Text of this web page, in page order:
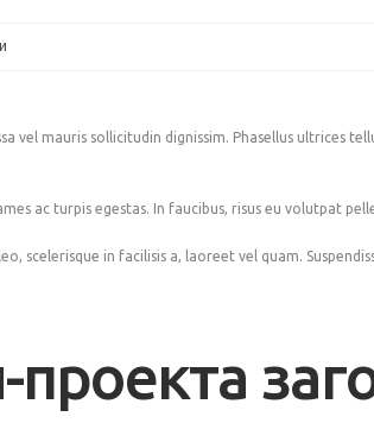
vel mauris sollicitudin dignissim. Phasellus ultrices
ac turpis egestas. In faucibus, risus eu volutpat
scelerisque in facilisis a, laoreet vel quam.